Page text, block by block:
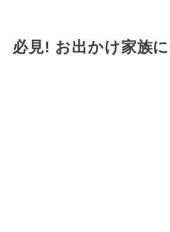
必見! お出かけ家族